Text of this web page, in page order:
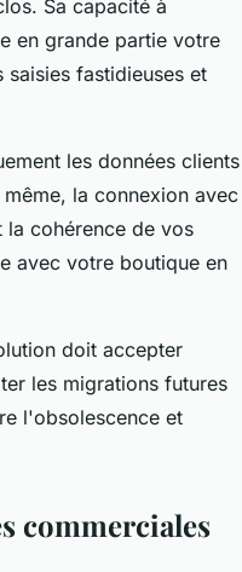
Sa capacité à
en grande partie votre
fastidieuses et
les données clients
la connexion avec
la cohérence de vos
avec votre boutique en
doit accepter
les migrations futures
l'obsolescence et
commerciales